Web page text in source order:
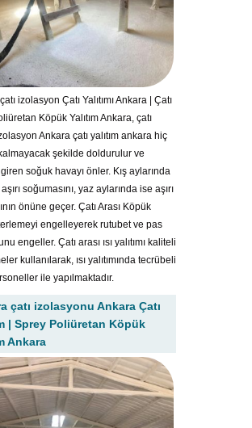
izolasyon Çatı Yalıtımı Ankara | Çatı
Köpük Yalıtım Ankara, çatı
Ankara çatı yalıtım ankara hiç
şekilde doldurulur ve
soğuk havayı önler. Kış aylarında
soğumasını, yaz aylarında ise aşırı
önüne geçer. Çatı Arası Köpük
terlemeyi engelleyerek rutubet ve pas
engeller. Çatı arası ısı yalıtımı kaliteli
kullanılarak, ısı yalıtımında tecrübeli
ile yapılmaktadır.
çatı izolasyonu Ankara Çatı
| Sprey Poliüretan Köpük
Ankara